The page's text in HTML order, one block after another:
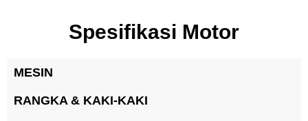
Spesifikasi Motor
MESIN
RANGKA & KAKI-KAKI